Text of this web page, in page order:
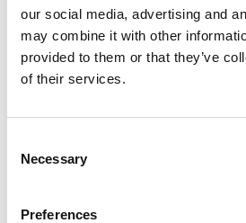
our social media, advertising and
may combine it with other
provided to them or that they’ve
of their services.
Selection
Necessary
Preferences
Specificaties
Verpakking
Afmetingen: 85 x 90 x
Gewicht: